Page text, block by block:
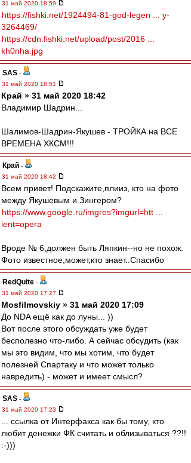
31 май 2020 18:59
https://fishki.net/1924494-81-god-legen ... y-
3264469/
https://cdn.fishki.net/upload/post/2016 ...
kh0nha.jpg
SAS -
31 май 2020 18:51
Край » 31 май 2020 18:42
Владимир Шадрин...
Шалимов-Шадрин-Якушев - ТРОЙКА на ВСЕ
ВРЕМЕНА ХКСМ!!!
Край -
31 май 2020 18:42
Всем привет! Подскажите,плииз, кто на фото
между Якушевым и Зингером?
https://www.google.ru/imgres?imgurl=htt ...
ient=opera
Вроде № 6,должен быть Ляпкин--но не похож.
Фото известное,может,кто знает..Спасибо
RedQuite -
31 май 2020 17:27
Mosfilmovskiy » 31 май 2020 17:09
До NDA ещё как до луны... ))
Вот после этого обсуждать уже будет
бесполезно что-либо. А сейчас обсудить (как
мы это видим, что мы хотим, что будет
полезней Спартаку и что может только
навредить) - может и имеет смысл?
SAS -
31 май 2020 17:23
... ссылка от Интерфакса как бы тому, кто
любит денежки ФК считать и облизываться ??!!
:-)))